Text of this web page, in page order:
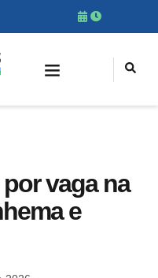
vaga na
e